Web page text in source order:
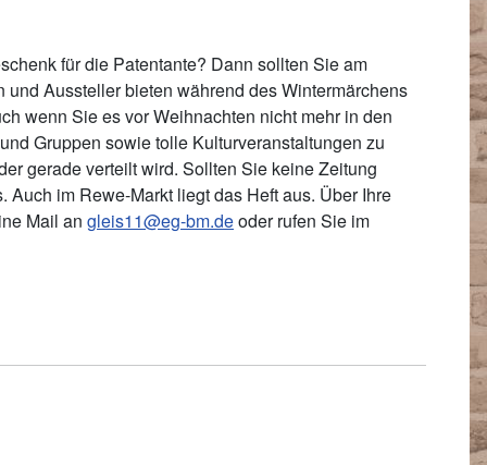
für die Patentante? Dann sollten Sie am
Aussteller bieten während des Wintermärchens
wenn Sie es vor Weihnachten nicht mehr in den
Gruppen sowie tolle Kulturveranstaltungen zu
gerade verteilt wird. Sollten Sie keine Zeitung
im Rewe-Markt liegt das Heft aus. Über Ihre
Mail an gleis11@eg-bm.deoder rufen Sie im